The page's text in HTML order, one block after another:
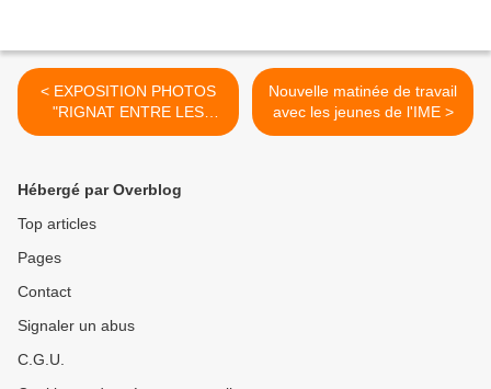
< EXPOSITION PHOTOS
"RIGNAT ENTRE LES
MURS"
Nouvelle matinée de travail
avec les jeunes de l'IME >
Hébergé par Overblog
Top articles
Pages
Contact
Signaler un abus
C.G.U.